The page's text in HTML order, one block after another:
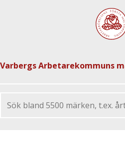
Varbergs Arbetarekommuns